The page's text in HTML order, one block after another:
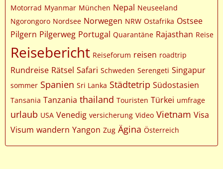
Motorrad Myanmar München Nepal Neuseeland
Ngorongoro Nordsee Norwegen NRW Ostafrika Ostsee
Pilgern Pilgerweg Portugal Quarantäne Rajasthan Reise
Reisebericht Reiseforum reisen roadtrip
Rundreise Rätsel Safari Schweden Serengeti Singapur
sommer Spanien Sri Lanka Städtetrip Südostasien
Tansania Tanzania thailand Touristen Türkei umfrage
urlaub USA Venedig versicherung Video Vietnam Visa
Visum wandern Yangon Zug Ägina Österreich